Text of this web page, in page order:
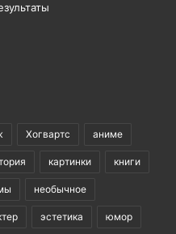
Хогвартс аниме
картинки книги
необычное
эстетика юмор